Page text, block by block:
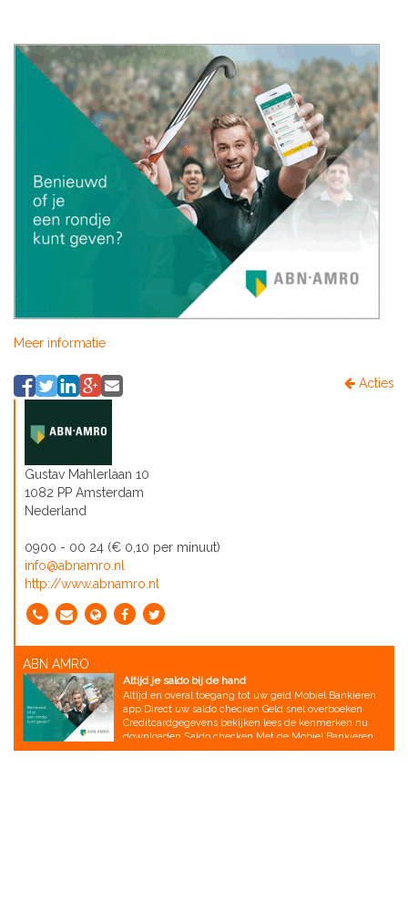
Meer informatie
Acties
Gustav Mahlerlaan 10
1082 PP Amsterdam
Nederland
0900 - 00 24 (€ 0,10 per minuut)
info@abnamro.nl
http://www.abnamro.nl
ABN AMRO
Altijd je saldo bij de hand
Altijd en overal toegang tot uw geld Mobiel Bankieren
app Direct uw saldo checken Geld snel overboeken
Creditcardgegevens bekijken lees de kenmerken nu
downloaden Saldo checken Met de Mobiel Bankieren
app weet u altijd uw saldo. U heeft direct inzicht in